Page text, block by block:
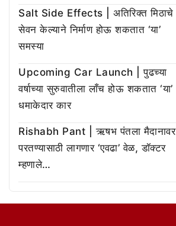
Salt Side Effects | अतिरिक्त मिठाचे
सेवन केल्याने निर्माण होऊ शकतात ‘या’
समस्या
Upcoming Car Launch | पुढच्या
वर्षाच्या सुरुवातीला लाँच होऊ शकतात ‘या’
धमाकेदार कार
Rishabh Pant | ऋषभ पंतला मैदानावर
परतण्यासाठी लागणार ‘एवढा’ वेळ, डॉक्टर
म्हणाले…